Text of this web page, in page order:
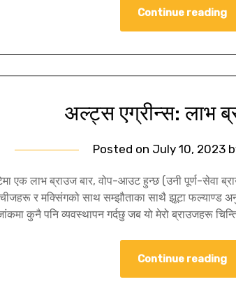
Continue reading
अल्ट्स एग्रीन्स: लाभ
Posted on July 10, 2023
एक लाभ ब्राउज बार, वोप-आउट हुन्छ (उनी पूर्ण-सेवा
र मक्सिंगको साथ सम्झौताका साथै झूटा फल्याण्ड
कुनै पनि व्यवस्थापन गर्दछु जब यो मेरो ब्राउजहरू
Continue reading